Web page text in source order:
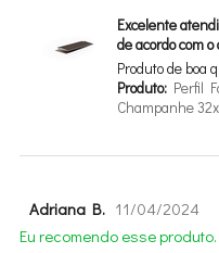
Excelente
de acordo com o
Produto de boa
Produto:Perfil
Champanhe
Adriana B. 11/04/2024
Eu recomendo esse produto.